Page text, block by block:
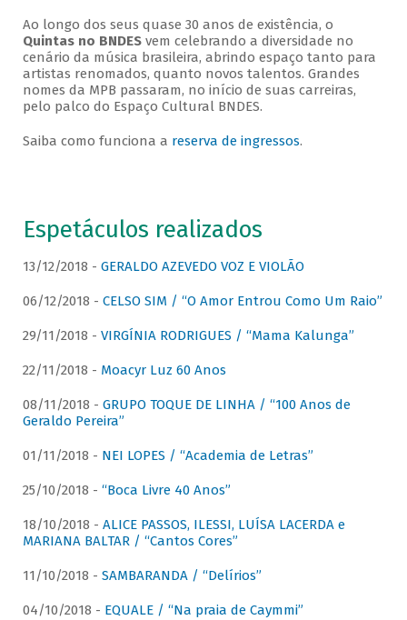
Ao longo dos seus quase 30 anos de existência, o
Quintas no BNDESvem celebrando a diversidade no
cenário da música brasileira, abrindo espaço tanto para
artistas renomados, quanto novos talentos. Grandes
nomes da MPB passaram, no início de suas carreiras,
pelo palco do Espaço Cultural BNDES.
Saiba como funciona a reserva de ingressos.
Espetáculos realizados
13/12/2018 - GERALDO AZEVEDO VOZ E VIOLÃO
06/12/2018 - CELSO SIM / “O Amor Entrou Como Um Raio”
29/11/2018 - VIRGÍNIA RODRIGUES / “Mama Kalunga”
22/11/2018 - Moacyr Luz 60 Anos
08/11/2018 - GRUPO TOQUE DE LINHA / “100 Anos de
Geraldo Pereira”
01/11/2018 - NEI LOPES / “Academia de Letras”
25/10/2018 - “Boca Livre 40 Anos”
18/10/2018 - ALICE PASSOS, ILESSI, LUÍSA LACERDA e
MARIANA BALTAR / “Cantos Cores”
11/10/2018 - SAMBARANDA / “Delírios”
04/10/2018 - EQUALE / “Na praia de Caymmi”